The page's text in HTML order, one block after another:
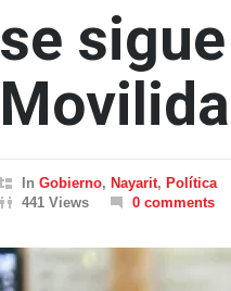
se
In Gobierno, Nayarit, Política
441 Views
0 comments